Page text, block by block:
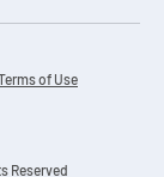
Terms of Use
Reserved